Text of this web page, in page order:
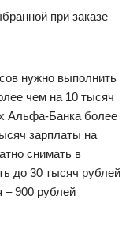
при заказе
нужно выполнить
чем на 10 тысяч
Альфа-Банка более
зарплаты на
снимать в
до 30 тысяч рублей
– 900 рублей